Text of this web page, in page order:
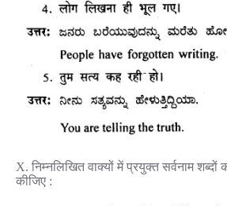
X. निम्नलिखित वाक्यों में प्रयुक्त सर्वनाम शब्दों
कीजिए :